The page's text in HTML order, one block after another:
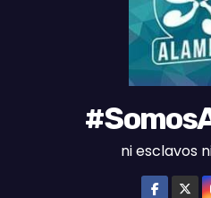
ni esclavos